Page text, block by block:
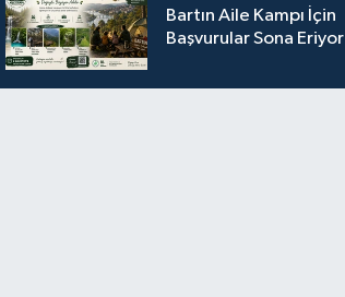
Bartın Aile Kampı İçin
Başvurular Sona Eriyor